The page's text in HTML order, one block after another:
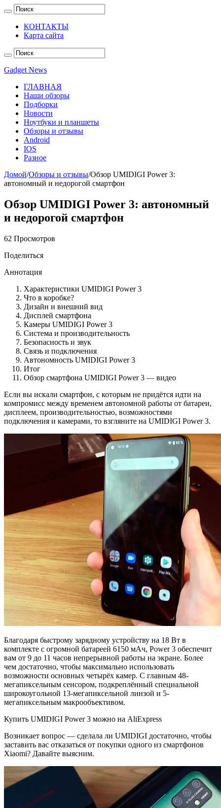
КОНТАКТЫ
Карта сайта
Gadget News
ГЛАВНАЯ
Наши обзоры
Подборки
Новости
Ноутбуки и планшеты
Обзоры и отзывы
Android
IOS
Разное
Домой/Обзоры и отзывы/Обзор UMIDIGI Power 3:
автономный и недорогой смартфон
Обзор UMIDIGI Power 3: автономный
и недорогой смартфон
62 Просмотров
Поделиться
Аннотация
Характеристики UMIDIGI Power 3
Что в коробке?
Дизайн и внешний вид
Дисплей смартфона
Камеры UMIDIGI Power 3
Система и производительность
Безопасность и звук
Связь и подключения
Автономность UMIDIGI Power 3
Итог
Обзор смартфона UMIDIGI Power 3 — видео
Если вы искали смартфон, с которым не придётся идти на
компромисс между временем автономной работы от батареи,
дисплеем, производительностью, возможностями
подключения и камерами, то взгляните на UMIDIGI Power 3.
Благодаря быстрому зарядному устройству на 18 Вт в
комплекте с огромной батареей 6150 мАч, Power 3 обеспечит
вам от 9 до 11 часов непрерывной работы на экране. Более
чем достаточно, чтобы максимально использовать
возможности основных четырёх камер. С главным 48-
мегапиксельным сенсором, подкреплённый специальной
широкоугольной 13-мегапиксельной линзой и 5-
мегапиксельным макрообъективом.
Купить UMIDIGI Power 3 можно на AliExpress
Возникает вопрос — сделала ли UMIDIGI достаточно, чтобы
заставить вас отказаться от покупки одного из смартфонов
Xiaomi? Давайте выясним.